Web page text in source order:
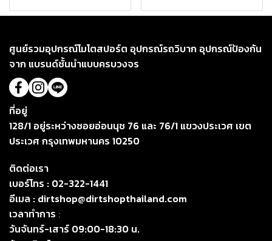
ศูนย์รวมอุปกรณ์โมโตสปอร์ต อุปกรณ์รถวิบาก อุปกรณ์ป้องกัน
จาก แบรนด์ชั้นนำแบบครบวงจร
ที่อยู่
128/1 อยู่ระหว่างซอยอ่อนนุช 76 และ 76/1 แขวงประเวศ เขต
ประเวศ กรุงเทพมหานคร 10250
ติดต่อเรา
เบอร์โทร : 02-322-1441
อีเมล : dirtshop@dirtshopthailand.com
เวลาทำการ :
วันจันทร์-เสาร์ 09:00-18:30 น.